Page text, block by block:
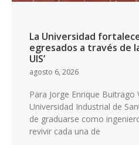
La Universidad
egresados a través de
UIS’
agosto 6, 2026
Para Jorge Enrique Buitrago
Universidad Industrial de
de graduarse como
revivir cada una de